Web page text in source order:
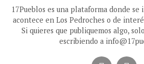
17Pueblos es una plataforma donde
acontece en Los Pedroches o de
Si quieres que publiquemos algo,
escribiendo a